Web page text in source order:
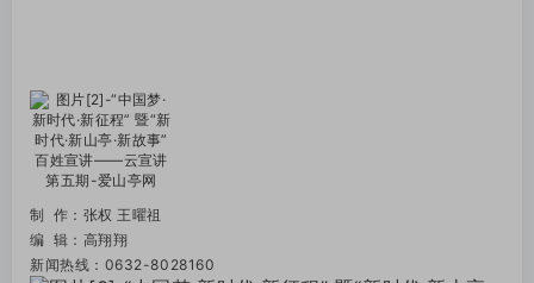
制 作：张权 王曜祖
编 辑： 高翔翔
新闻热线：0632-8028160